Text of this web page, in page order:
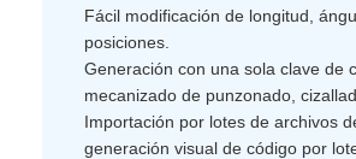
Fácil modificación de longitud,
posiciones.
Generación con una sola clave de
mecanizado de punzonado,
Importación por lotes de archivos
generación visual de código por